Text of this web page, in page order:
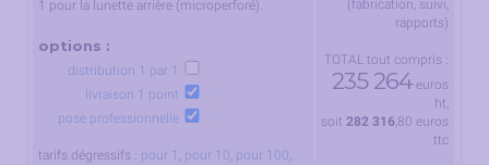
1 pour la lunette arrière (microperforé).
options :
distribution 1 par 1
livraison 1 point
pose professionnelle
tarifs dégressifs : pour 1 , pour 10, pour 100,
(fabrication, suivi,
rapports)
TOTAL tout compris :
235 264euros
ht,
soit 282 316,80 euros
ttc